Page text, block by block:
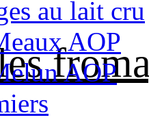
au lait cru
AOP
AOP